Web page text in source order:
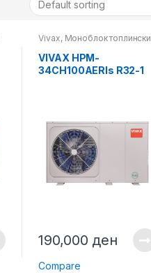
Vivax, Моноблок топлински
VIVAX HPM-
34CH100AERIs R32-1
190,000 ден
Compare